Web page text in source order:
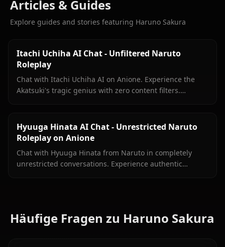
Articles & Guides
Explore guides and stories featuring Haruno Sakura
Itachi Uchiha AI Chat - Unfiltered Naruto
Roleplay
Chat with Itachi Uchiha AI on Anione. Experience the
Akatsuki's tragic genius with zero content filters.
Hyuuga Hinata AI Chat - Unrestricted Naruto
Roleplay on Anione
Chat with Hyuuga Hinata from Naruto in completely
unrestricted conversations. Experience authentic
Häufige Fragen zu Haruno Sakura